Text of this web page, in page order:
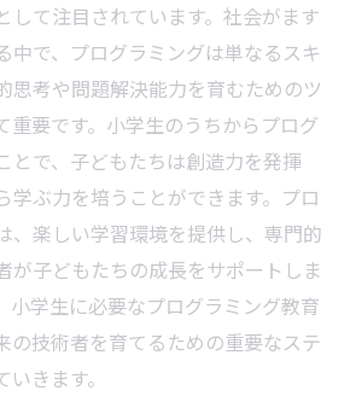
して注目されています。社会がます
中で、プログラミングは単なるスキ
思考や問題解決能力を育むためのツ
重要です。小学生のうちからプログ
とで、子どもたちは創造力を発揮
学ぶ力を培うことができます。プロ
、楽しい学習環境を提供し、専門的
が子どもたちの成長をサポートしま
小学生に必要なプログラミング教育
の技術者を育てるための重要なステ
きます。